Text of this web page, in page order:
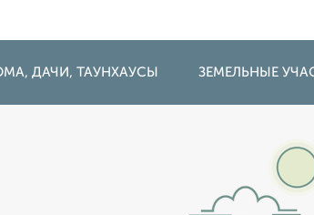
ДАЧИ, ТАУНХАУСЫ ЗЕМЕЛЬНЫЕ